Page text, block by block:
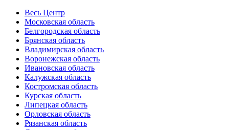
Весь Центр
Московская область
Белгородская область
Брянская область
Владимирская область
Воронежская область
Ивановская область
Калужская область
Костромская область
Курская область
Липецкая область
Орловская область
Рязанская область